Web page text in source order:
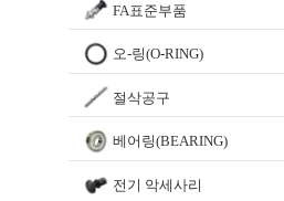
FA표준부품
오-링(O-RING)
절삭공구
베어링(BEARING)
전기 악세사리